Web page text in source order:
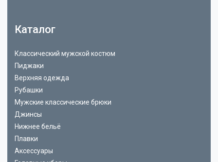
Каталог
Классический мужской костюм
Пиджаки
Верхняя одежда
Рубашки
Мужские классические брюки
Джинсы
Нижнее бельё
Плавки
Аксессуары